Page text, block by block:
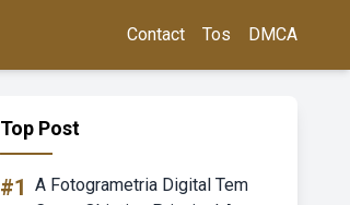
Contact Tos DMCA
Top Post
#1 A Fotogrametria Digital Tem